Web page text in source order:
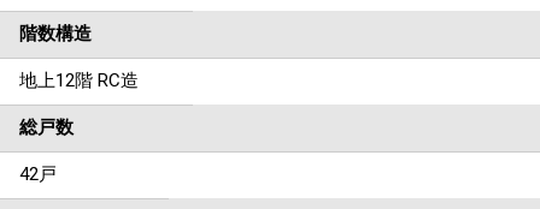
階数構造
地上12階 RC造
総戸数
42戸